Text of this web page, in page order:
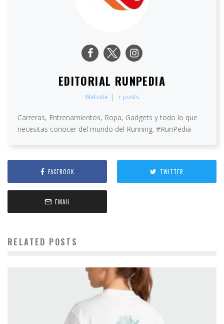
EDITORIAL RUNPEDIA
Website | + posts
Carreras, Entrenamientos, Ropa, Gadgets y todo lo que
necesitas conocer del mundo del Running. #RunPedia
FACEBOOK TWITTER
EMAIL
RELATED POSTS